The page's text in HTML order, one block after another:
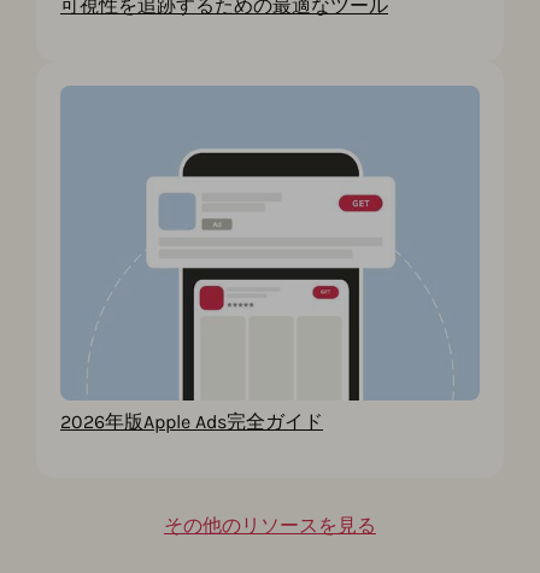
可視性を追跡するための最適なツール
2026年版Apple Ads完全ガイド
その他のリソースを見る